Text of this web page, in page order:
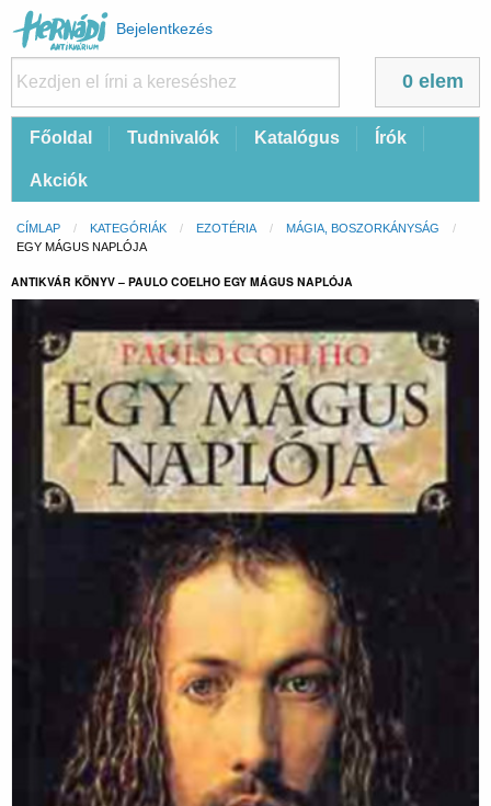
Felhasználói
fiók
menüje
Bejelentkezés
0 elem
FőFőoldal Tudnivalók Katalógus Írók
Akciók
Morzsa
CÍMLAP KATEGÓRIÁK EZOTÉRIA
MÁGIA, BOSZORKÁNYSÁG
CURRENT:
EGY MÁGUS NAPLÓJA
ANTIKVÁR KÖNYV – PAULO COELHO EGY MÁGUS NAPLÓJA